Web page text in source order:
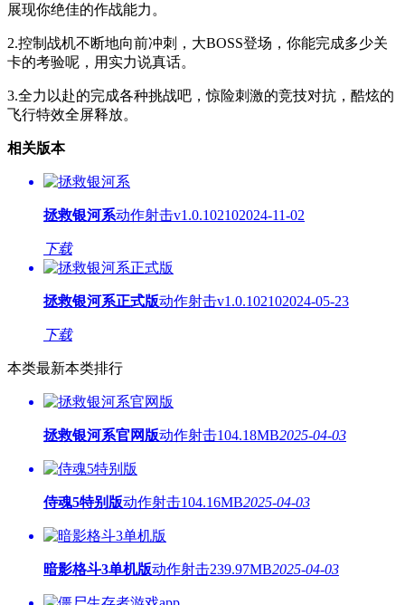
展现你绝佳的作战能力。
2.控制战机不断地向前冲刺，大BOSS登场，你能完成多少关
卡的考验呢，用实力说真话。
3.全力以赴的完成各种挑战吧，惊险刺激的竞技对抗，酷炫的
飞行特效全屏释放。
相关版本
拯救银河系动作射击v1.0.102102024-11-02
下载
拯救银河系正式版动作射击v1.0.102102024-05-23
下载
本类最新本类排行
拯救银河系官网版动作射击104.18MB2025-04-03
侍魂5特别版动作射击104.16MB2025-04-03
暗影格斗3单机版动作射击239.97MB2025-04-03